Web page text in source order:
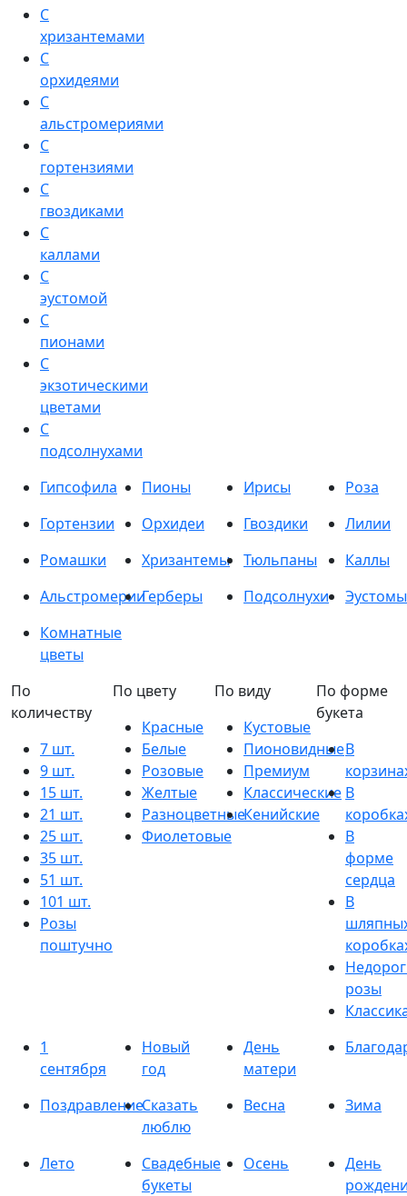
С
хризантемами
С
орхидеями
С
альстромериями
С
гортензиями
С
гвоздиками
С
каллами
С
эустомой
С
пионами
С
экзотическими
цветами
С
подсолнухами
Гипсофила
Пионы Ирисы
Роза
Гортензии
Орхидеи Гвоздики
Лилии
Ромашки
Хризантемы Тюльпаны
Каллы
АльстромерииГерберы Подсолнухи
Эустомы
Комнатные
цветы
По
количеству
7 шт.
9 шт.
15 шт.
21 шт.
25 шт.
35 шт.
51 шт.
101 шт.
Розы
поштучно
По цвету
Красные
Белые
Розовые
Желтые
Разноцветные
Фиолетовые
По виду
Кустовые
Пионовидные
Премиум
Классические
Кенийские
По форме
букета
В
В
В
форме
сердца
В
розы
1
сентября
Новый
год
День
матери
ПоздравлениеСказать
люблю
Весна Зима
Лето
Свадебные
букеты
Осень
День